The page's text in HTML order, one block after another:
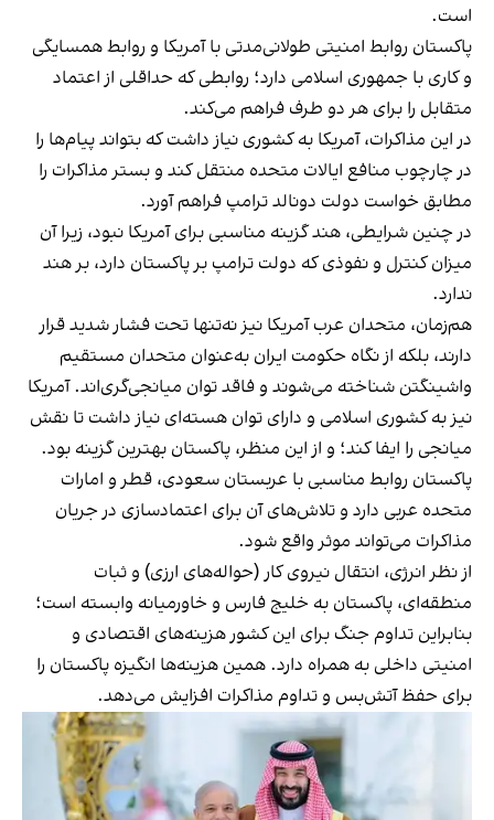
است.
پاکستان روابط امنیتی طولانی‌مدتی با آمریکا و روابط همسایگی
و کاری با جمهوری اسلامی دارد؛ روابطی که حداقلی از اعتماد
متقابل را برای هر دو طرف فراهم می‌کند.
در این مذاکرات، آمریکا به کشوری نیاز داشت که بتواند پیام‌ها را
در چارچوب منافع ایالات متحده منتقل کند و بستر مذاکرات را
مطابق خواست دولت دونالد ترامپ فراهم آورد.
در چنین شرایطی، هند گزینه مناسبی برای آمریکا نبود، زیرا آن
میزان کنترل و نفوذی که دولت ترامپ بر پاکستان دارد، بر هند
ندارد.
هم‌زمان، متحدان عرب آمریکا نیز نه‌تنها تحت فشار شدید قرار
دارند، بلکه از نگاه حکومت ایران به‌عنوان متحدان مستقیم
واشینگتن شناخته می‌شوند و فاقد توان میانجی‌گری‌اند. آمریکا
نیز به کشوری اسلامی و دارای توان هسته‌ای نیاز داشت تا نقش
میانجی را ایفا کند؛ و از این منظر، پاکستان بهترین گزینه بود.
پاکستان روابط مناسبی با عربستان سعودی، قطر و امارات
متحده عربی دارد و تلاش‌های آن برای اعتمادسازی در جریان
مذاکرات می‌تواند موثر واقع شود.
از نظر انرژی، انتقال نیروی کار (حواله‌های ارزی) و ثبات
منطقه‌ای، پاکستان به خلیج فارس و خاورمیانه وابسته است؛
بنابراین تداوم جنگ برای این کشور هزینه‌های اقتصادی و
امنیتی داخلی به همراه دارد. همین هزینه‌ها انگیزه پاکستان را
برای حفظ آتش‌بس و تداوم مذاکرات افزایش می‌دهد.